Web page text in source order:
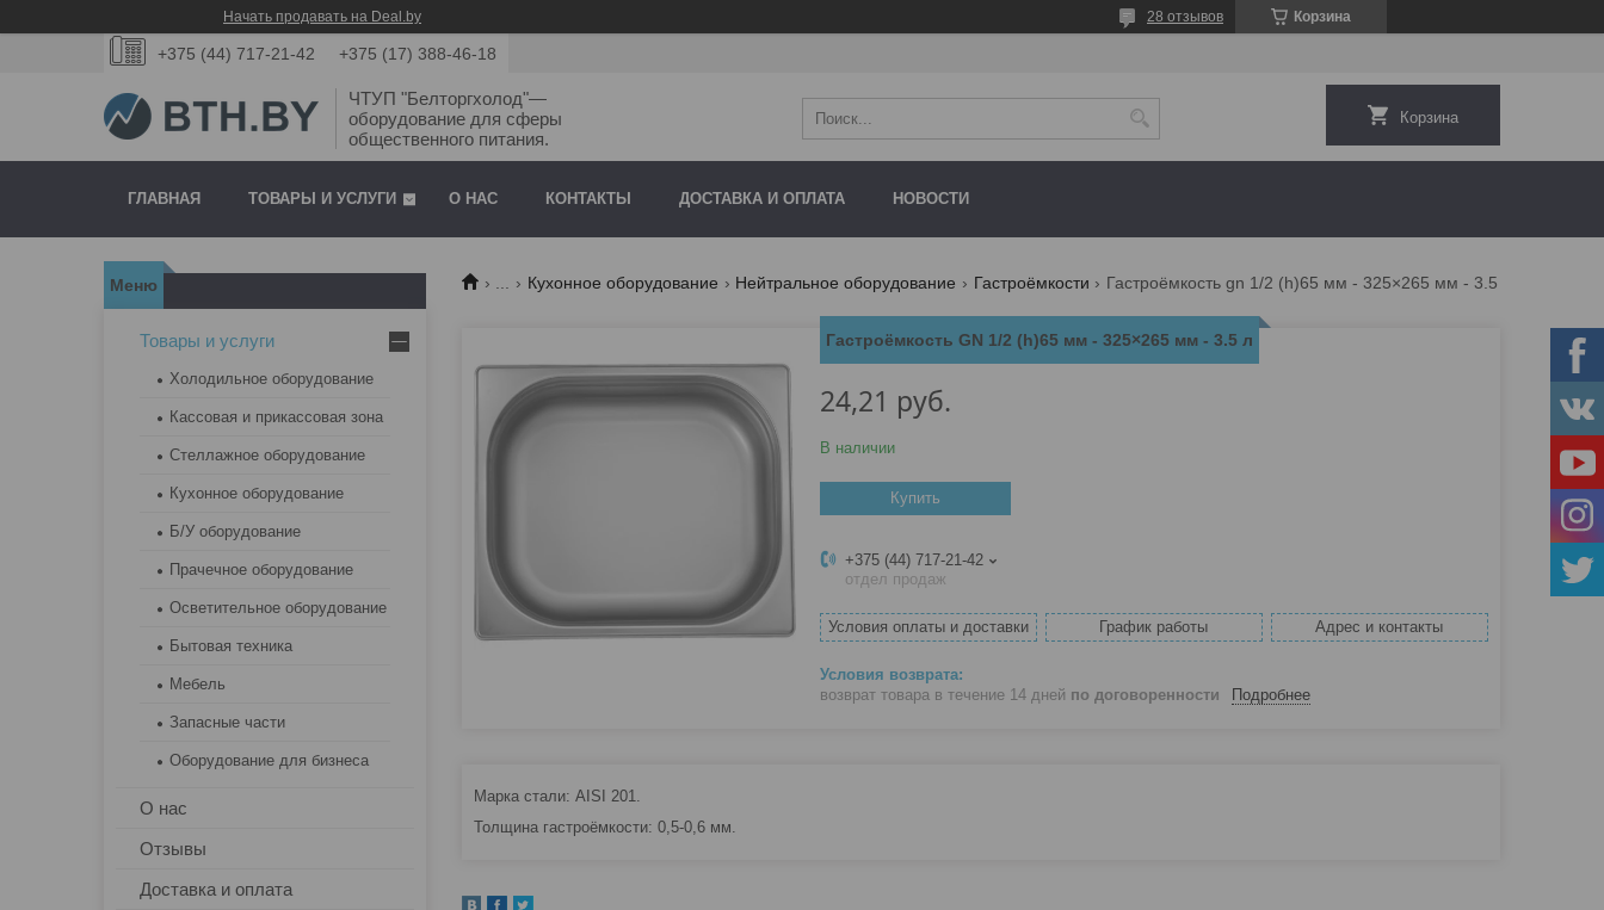
Начать продавать на Deal.by Корзина
28 отзывов
+375 (44) 717-21-42 +375 (17) 388-46-18
ЧТУП "Белторгхолод"—
оборудование для сферы
общественного питания.
Корзина
ГЛАВНАЯ ТОВАРЫ И УСЛУГИ О НАС КОНТАКТЫ ДОСТАВКА И ОПЛАТА НОВОСТИ
... Кухонное оборудование Нейтральное оборудование Гастроёмкости Гастроёмкость gn 1/2 (h)65 мм - 325×265 мм - 3.5 л
Гастроёмкость GN 1/2 (h)65 мм - 325×265 мм - 3.5 л
24,21 руб.
В наличии
Купить
+375 (44) 717-21-42
отдел продаж
Условия оплаты и доставки График работы Адрес и контакты
возврат товара в течение 14 дней по договоренности Подробнее
Марка стали: AISI 201.
Толщина гастроёмкости: 0,5-0,6 мм.
Товары и услуги
Холодильное оборудование
Кассовая и прикассовая зона
Стеллажное оборудование
Кухонное оборудование
Б/У оборудование
Прачечное оборудование
Осветительное оборудование
Бытовая техника
Мебель
Запасные части
Оборудование для бизнеса
О нас
Отзывы
Доставка и оплата